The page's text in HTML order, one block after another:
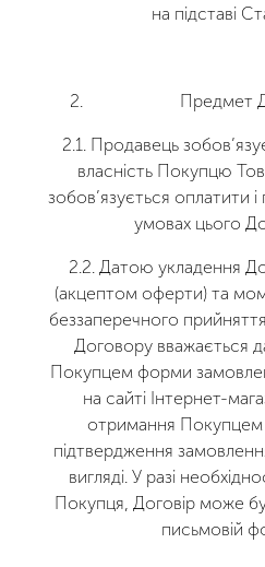
на підставі
Предмет
2.1. Продавець
власність Покупцю
зобов’язується оплатити
умовах цього
2.2. Датою укладення
(акцептом оферти) та
беззаперечного
Договору вважається
Покупцем форми
на сайті Інтернет-
отримання Покупцем
підтвердження
вигляді. У разі
Покупця, Договір може
письмовій